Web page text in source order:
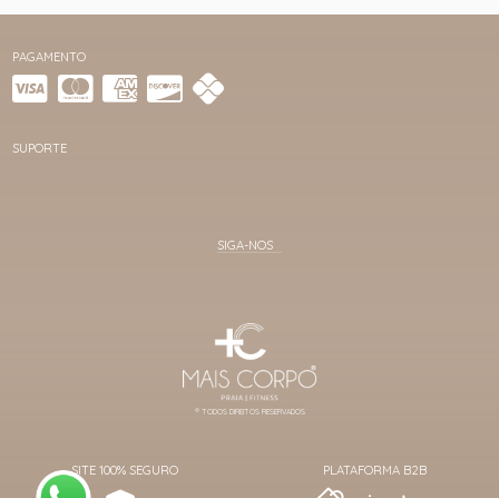
PAGAMENTO
SITE 100% SEGURO PLATAFORMA B2B
SUPORTE
® TODOS DIREITOS RESERVADOS